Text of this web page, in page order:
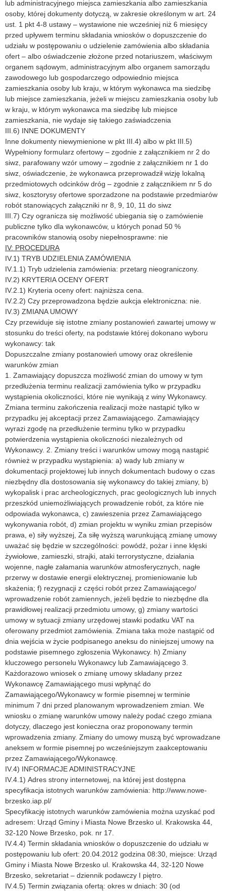
lub administracyjnego miejsca zamieszkania albo zamieszkania
osoby, której dokumenty dotyczą, w zakresie określonym w art. 24
ust. 1 pkt 4-8 ustawy – wystawione nie wcześniej niż 6 miesięcy
przed upływem terminu składania wniosków o dopuszczenie do
udziału w postępowaniu o udzielenie zamówienia albo składania
ofert – albo oświadczenie złożone przed notariuszem, właściwym
organem sądowym, administracyjnym albo organem samorządu
zawodowego lub gospodarczego odpowiednio miejsca
zamieszkania osoby lub kraju, w którym wykonawca ma siedzibę
lub miejsce zamieszkania, jeżeli w miejscu zamieszkania osoby lub
w kraju, w którym wykonawca ma siedzibę lub miejsce
zamieszkania, nie wydaje się takiego zaświadczenia
III.6) INNE DOKUMENTY
Inne dokumenty niewymienione w pkt III.4) albo w pkt III.5)
Wypełniony formularz ofertowy – zgodnie z załącznikiem nr 2 do
siwz, parafowany wzór umowy – zgodnie z załącznikiem nr 1 do
siwz, oświadczenie, że wykonawca przeprowadził wizję lokalną
przedmiotowych odcinków dróg – zgodnie z załącznikiem nr 5 do
siwz, kosztorysy ofertowe sporzadzone na podstawie przedmiarów
robót stanowiących załączniki nr 8, 9, 10, 11 do siwz
III.7) Czy ogranicza się możliwość ubiegania się o zamówienie
publiczne tylko dla wykonawców, u których ponad 50 %
pracowników stanowią osoby niepełnosprawne: nie
IV: PROCEDURA
IV.1) TRYB UDZIELENIA ZAMÓWIENIA
IV.1.1) Tryb udzielenia zamówienia: przetarg nieograniczony.
IV.2) KRYTERIA OCENY OFERT
IV.2.1) Kryteria oceny ofert: najniższa cena.
IV.2.2) Czy przeprowadzona będzie aukcja elektroniczna: nie.
IV.3) ZMIANA UMOWY
Czy przewiduje się istotne zmiany postanowień zawartej umowy w
stosunku do treści oferty, na podstawie której dokonano wyboru
wykonawcy: tak
Dopuszczalne zmiany postanowień umowy oraz określenie
warunków zmian
1. Zamawiający dopuszcza możliwość zmian do umowy w tym
przedłużenia terminu realizacji zamówienia tylko w przypadku
wystąpienia okoliczności, które nie wynikają z winy Wykonawcy.
Zmiana terminu zakończenia realizacji może nastąpić tylko w
przypadku jej akceptacji przez Zamawiającego. Zamawiający
wyrazi zgodę na przedłużenie terminu tylko w przypadku
potwierdzenia wystąpienia okoliczności niezależnych od
Wykonawcy. 2. Zmiany treści i warunków umowy mogą nastąpić
również w przypadku wystąpienia: a) wady lub zmiany w
dokumentacji projektowej lub innych dokumentach budowy o czas
niezbędny dla dostosowania się wykonawcy do takiej zmiany, b)
wykopalisk i prac archeologicznych, prac geologicznych lub innych
przeszkód uniemożliwiających prowadzenie robót, za które nie
odpowiada wykonawca, c) zawieszenia przez Zamawiającego
wykonywania robót, d) zmian projektu w wyniku zmian przepisów
prawa, e) siły wyższej, Za siłę wyższą warunkującą zmianę umowy
uważać się będzie w szczególności: powódź, pożar i inne klęski
żywiołowe, zamieszki, strajki, ataki terrorystyczne, działania
wojenne, nagłe załamania warunków atmosferycznych, nagłe
przerwy w dostawie energii elektrycznej, promieniowanie lub
skażenia; f) rezygnacji z części robót przez Zamawiającego/
wprowadzenie robót zamiennych, jeżeli będzie to niezbędne dla
prawidłowej realizacji przedmiotu umowy, g) zmiany wartości
umowy w sytuacji zmiany urzędowej stawki podatku VAT na
oferowany przedmiot zamówienia. Zmiana taka może nastąpić od
dnia wejścia w życie podpisanego aneksu do niniejszej umowy na
podstawie pisemnego zgłoszenia Wykonawcy. h) Zmiany
kluczowego personelu Wykonawcy lub Zamawiającego 3.
Każdorazowo wniosek o zmianę umowy składany przez
Wykonawcę Zamawiającego musi wpłynąć do
Zamawiającego/Wykonawcy w formie pisemnej w terminie
minimum 7 dni przed planowanym wprowadzeniem zmian. We
wniosku o zmianę warunków umowy należy podać czego zmiana
dotyczy, dlaczego jest konieczna oraz proponowany termin
wprowadzenia zmiany. Zmiany do umowy muszą być wprowadzane
aneksem w formie pisemnej po wcześniejszym zaakceptowaniu
przez Zamawiającego/Wykonawcę.
IV.4) INFORMACJE ADMINISTRACYJNE
IV.4.1) Adres strony internetowej, na której jest dostępna
specyfikacja istotnych warunków zamówienia: http://www.nowe-
brzesko.iap.pl/
Specyfikację istotnych warunków zamówienia można uzyskać pod
adresem: Urząd Gminy i Miasta Nowe Brzesko ul. Krakowska 44,
32-120 Nowe Brzesko, pok. nr 17.
IV.4.4) Termin składania wniosków o dopuszczenie do udziału w
postępowaniu lub ofert: 20.04.2012 godzina 08:30, miejsce: Urząd
Gminy i Miasta Nowe Brzesko ul. Krakowska 44, 32-120 Nowe
Brzesko, sekretariat – dziennik podawczy I piętro.
IV.4.5) Termin związania ofertą: okres w dniach: 30 (od